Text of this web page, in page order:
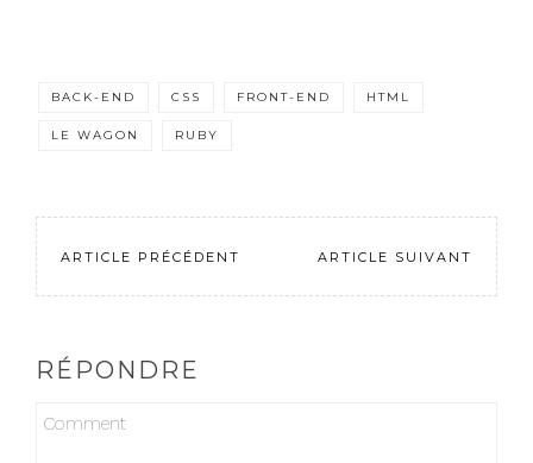
BACK-END CSS FRONT-END HTML
LE WAGON RUBY
ARTICLE PRÉCÉDENT ARTICLE SUIVANT
RÉPONDRE